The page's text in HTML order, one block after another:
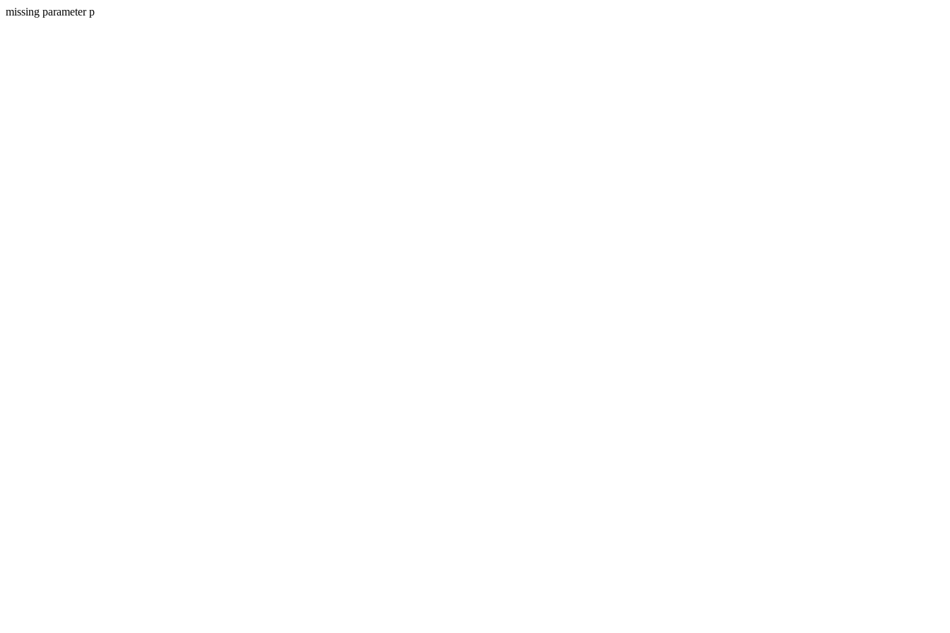
missing parameter p